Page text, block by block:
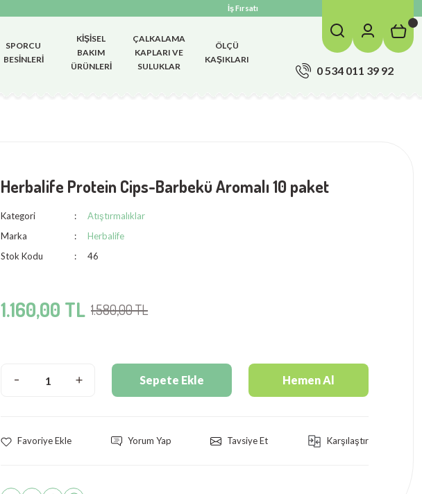
İş Fırsatı
SPORCU
BESINLERI
KIŞISEL
BAKIM
ÜRÜNLERI
ÇALKALAMA
KAPLARI VE
SULUKLAR
ÖLÇÜ
KAŞIKLARI
0 534 011 39 92
Herbalife Protein Cips-Barbekü Aromalı 10 paket
Kategori
Atıştırmalıklar
Marka
Herbalife
Stok Kodu
46
1.160,00 TL 1.580,00 TL
Sepete Ekle Hemen Al
Yorum Yap Tavsiye Et Karşılaştır